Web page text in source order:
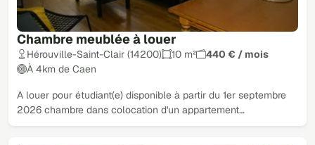
Chambre meublée à louer
Hérouville-Saint-Clair (14200) 10 m²
440 € / mois
À 4km de Caen
A louer pour étudiant(e) disponible à partir du 1er septembre
2026 chambre dans colocation d'un appartement…